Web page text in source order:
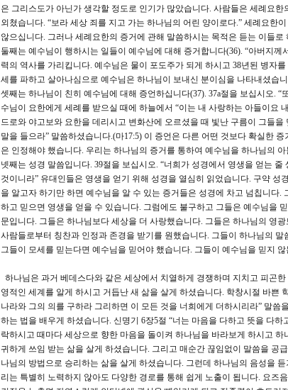
은 그리스도가 아닌가 생각할 정도로 인기가 많았습니다. 사람들은 세례요
외쳤습니다. “보라 세상 죄를 지고 가는 하나님의 어린 양이로다.” 세례요한
않으십니다. 그러나 세례요한의 증거에 관해 말씀하시는 목적은 듣는 이들
둘째는 예수님이 행하시는 일들이 예수님에 대해 증거합니다(36). “아버지
력의 역사를 가리킵니다. 예수님은 물이 포도주가 되게 하시고 38년된 병자
세를 파하고 살아나심으로 예수님은 하나님이 보내신 분이심을 나타내셨습
셋째는 하나님이 친히 예수님에 대해 증언하십니다(37). 37a절을 보십시오.
수님이 요한에게 세례를 받으실 때에 하늘에서 “이는 내 사랑하는 아들이요
드로와 야고보와 요한을 데리시고 변화산에 오르셨을 때 빛난 구름이 그들
말을 들으라” 말씀하셨습니다.(마17:5) 이 증언은 다른 어떤 것보다 확실한
은 인정해야 했습니다. 우리는 하나님의 증거를 통하여 예수님을 하나님의
넷째는 성경 말씀입니다. 39절을 보십시오. “너희가 성경에서 영생을 얻는
것이니라” 유대인들은 영생을 얻기 위해 성경을 열심히 읽었습니다. 구약
을 알고자 하기만 하면 예수님을 알 수 있는 증거들은 성경에 차고 넘칩니다
하고 믿으면 영생을 얻을 수 있습니다. 그럼에도 불구하고 그들은 예수님을
문입니다. 그들은 하나님보다 세상을 더 사랑했습니다. 그들은 하나님의 영
사람들로부터 칭찬과 인정과 존경을 받기를 원했습니다. 그들이 하나님의
그들이 모세를 믿는다면 예수님을 믿어야 했습니다. 그들이 예수님을 믿지
하나님은 과거 베데스다와 같은 세상에서 치열하게 경쟁하며 지치고 피곤
영적인 세계를 알게 하시고 거듭난 새 삶을 살게 하셨습니다. 학창시절 바쁜
나라와 그의 의를 구하라 그리하면 이 모든 것을 너희에게 더하시리라” 말
하는 법을 배우게 하셨습니다. 신명기 6장5절 “너는 마음을 다하고 뜻을 다
락하시고 때마다 세상으로 향한 마음을 돌이켜 하나님을 바라보게 하시고
귀하게 쓰임 받는 삶을 살게 하셨습니다. 그리고 매순간 끊임없이 말씀을 공
나님의 방법으로 승리하는 삶을 살게 하셨습니다. 그런데 하나님의 음성을
리는 특별히 노력하지 않아도 다양한 경로를 통해 쉽게 노출이 됩니다. 요즈